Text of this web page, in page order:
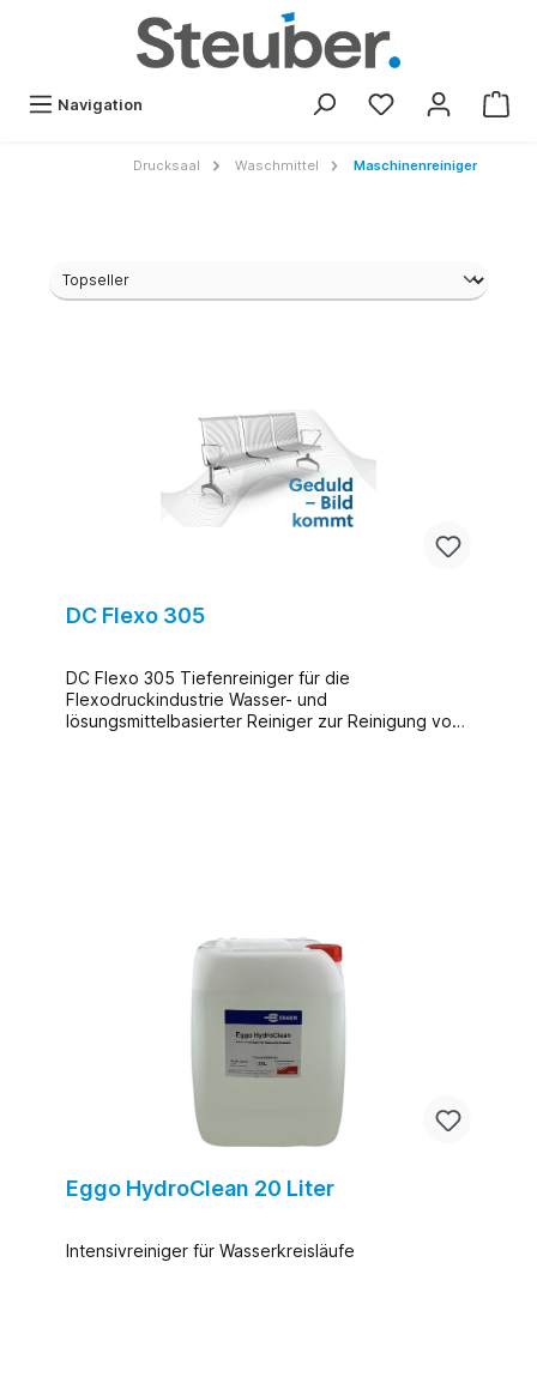
Navigation
Drucksaal Waschmittel Maschinenreiniger
DC Flexo 305
DC Flexo 305 Tiefenreiniger für die
Flexodruckindustrie Wasser- und
lösungsmittelbasierter Reiniger zur Reinigung von
Eggo HydroClean 20 Liter
Intensivreiniger für Wasserkreisläufe